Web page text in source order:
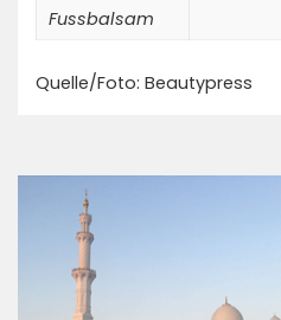
Fussbalsam
Quelle/Foto: Beautypress